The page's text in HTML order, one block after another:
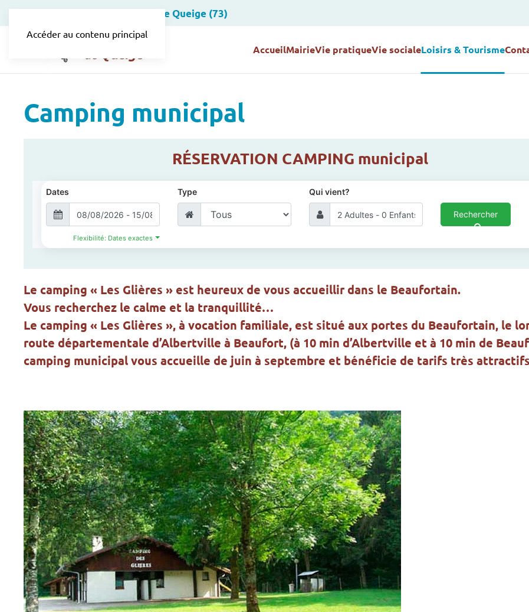
Accéder au contenu principal
Site officiel de la Mairie de Queige (73)
AccueilMairieVie pratiqueVie socialeLoisirs & Tourisme
Camping municipal
RÉSERVATION CAMPING municipal
Dates
Flexibilité: Dates exactes
Type Qui vient?
Rechercher
Le camping « Les Glières » est heureux de vous accueillir dans le Beaufortain.
Vous recherchez le calme et la tranquillité…
Le camping « Les Glières », à vocation familiale, est situé aux portes du Beaufortain, le
route départementale d’Albertville à Beaufort, (à 10 min d’Albertville et à 10 min de
camping municipal vous accueille de juin à septembre et bénéficie de tarifs très